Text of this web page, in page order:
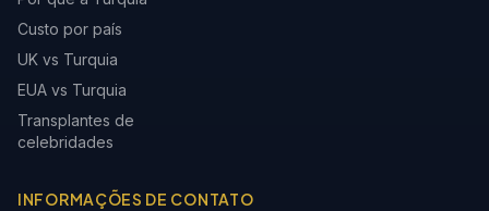
Custo por país
UK vs Turquia
EUA vs Turquia
Transplantes de
celebridades
INFORMAÇÕES DE CONTATO